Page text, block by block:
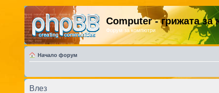
Computer - грижата
Форум за компютри
Начало форум
Влез